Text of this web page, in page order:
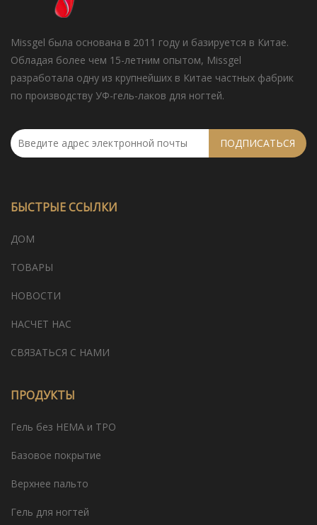
Missgel была основана в 2011 году и базируется в Китае.
Обладая более чем 15-летним опытом, Missgel
разработала одну из крупнейших в Китае частных фабрик
по производству УФ-гель-лаков для ногтей.
ПОДПИСАТЬСЯ
БЫСТРЫЕ ССЫЛКИ
ДОМ
ТОВАРЫ
НОВОСТИ
НАСЧЕТ НАС
СВЯЗАТЬСЯ С НАМИ
ПРОДУКТЫ
Гель без HEMA и TPO
Базовое покрытие
Верхнее пальто
Гель для ногтей